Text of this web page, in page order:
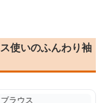
使いのふんわり袖